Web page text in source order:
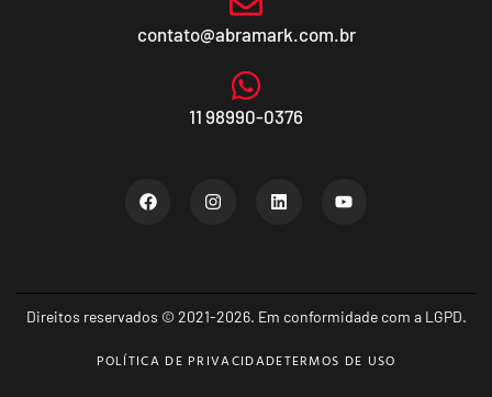
contato@abramark.com.br
11 98990-0376
Direitos reservados © 2021-2026. Em conformidade com a LGPD.
POLÍTICA DE PRIVACIDADETERMOS DE USO